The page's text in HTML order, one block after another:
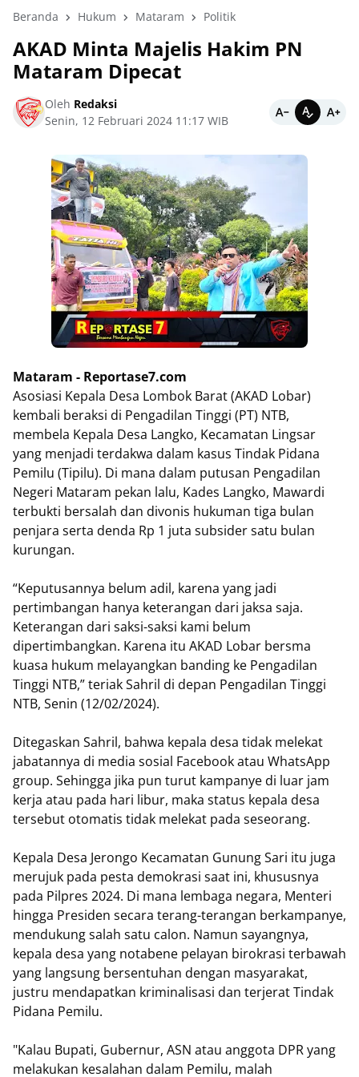
Beranda Hukum Mataram Politik
AKAD Minta Majelis Hakim PN
Mataram Dipecat
Oleh Redaksi
Senin, 12 Februari 2024 11:17 WIB
Mataram - Reportase7.com
Asosiasi Kepala Desa Lombok Barat (AKAD Lobar)
kembali beraksi di Pengadilan Tinggi (PT) NTB,
membela Kepala Desa Langko, Kecamatan Lingsar
yang menjadi terdakwa dalam kasus Tindak Pidana
Pemilu (Tipilu). Di mana dalam putusan Pengadilan
Negeri Mataram pekan lalu, Kades Langko, Mawardi
terbukti bersalah dan divonis hukuman tiga bulan
penjara serta denda Rp 1 juta subsider satu bulan
kurungan.
“Keputusannya belum adil, karena yang jadi
pertimbangan hanya keterangan dari jaksa saja.
Keterangan dari saksi-saksi kami belum
dipertimbangkan. Karena itu AKAD Lobar bersma
kuasa hukum melayangkan banding ke Pengadilan
Tinggi NTB,” teriak Sahril di depan Pengadilan Tinggi
NTB, Senin (12/02/2024).
Ditegaskan Sahril, bahwa kepala desa tidak melekat
jabatannya di media sosial Facebook atau WhatsApp
group. Sehingga jika pun turut kampanye di luar jam
kerja atau pada hari libur, maka status kepala desa
tersebut otomatis tidak melekat pada seseorang.
Kepala Desa Jerongo Kecamatan Gunung Sari itu juga
merujuk pada pesta demokrasi saat ini, khususnya
pada Pilpres 2024. Di mana lembaga negara, Menteri
hingga Presiden secara terang-terangan berkampanye,
mendukung salah satu calon. Namun sayangnya,
kepala desa yang notabene pelayan birokrasi terbawah
yang langsung bersentuhan dengan masyarakat,
justru mendapatkan kriminalisasi dan terjerat Tindak
Pidana Pemilu.
"Kalau Bupati, Gubernur, ASN atau anggota DPR yang
melakukan kesalahan dalam Pemilu, malah